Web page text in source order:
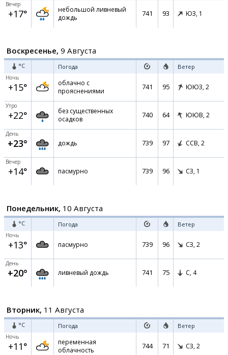
Вечер
+17°
небольшой ливневый
дождь
741 93 ЮЗ, 1
Воскресенье, 9 Августа
°C Погода Ветер
Ночь
+15°
облачно с
прояснениями
741 95 ЮЮЗ, 2
Утро
+22°
без существенных
осадков
740 64 ЮЮВ, 2
День
+23° дождь 739 97 ССВ, 2
Вечер
+14° пасмурно 739 96 СЗ, 1
Понедельник, 10 Августа
°C Погода Ветер
Ночь
+13° пасмурно 739 96 СЗ, 2
День
+20° ливневый дождь 741 75 С, 4
Вторник, 11 Августа
°C Погода Ветер
Ночь
+11°
переменная
облачность
744 71 СЗ, 2